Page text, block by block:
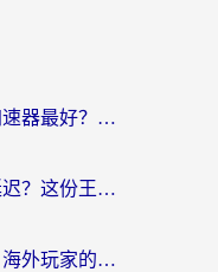
国外玩国服龙之谷用什么加速器最好？一份给海外游子的终极指南
海外党玩王牌战士总掉帧延迟？这份王牌战士延迟加速器终极指南救你命
国外能打战舰少女吗现在？海外玩家的国服游戏加速终极指南